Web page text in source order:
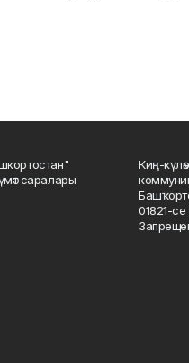
саралары
Киң-
01821-